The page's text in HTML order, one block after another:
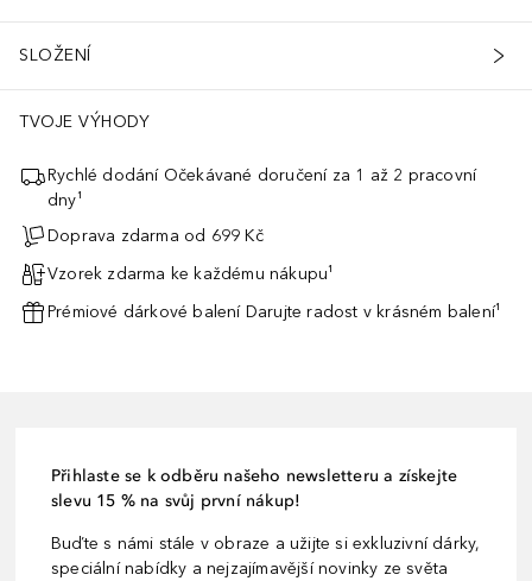
SLOŽENÍ
TVOJE VÝHODY
Rychlé dodání Očekávané doručení za 1 až 2 pracovní
dny¹
Doprava zdarma od 699 Kč
Vzorek zdarma ke každému nákupu¹
Prémiové dárkové balení Darujte radost v krásném balení¹
Přihlaste se k odběru našeho newsletteru a získejte
slevu 15 % na svůj první nákup!
Buďte s námi stále v obraze a užijte si exkluzivní dárky,
speciální nabídky a nejzajímavější novinky ze světa